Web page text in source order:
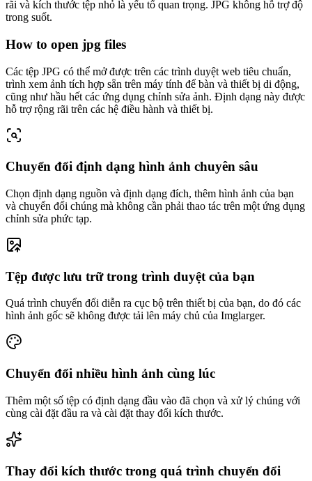
rãi và kích thước tệp nhỏ là yếu tố quan trọng. JPG không hỗ trợ độ
trong suốt.
How to open jpg files
Các tệp JPG có thể mở được trên các trình duyệt web tiêu chuẩn,
trình xem ảnh tích hợp sẵn trên máy tính để bàn và thiết bị di động,
cũng như hầu hết các ứng dụng chỉnh sửa ảnh. Định dạng này được
hỗ trợ rộng rãi trên các hệ điều hành và thiết bị.
Chuyển đổi định dạng hình ảnh chuyên sâu
Chọn định dạng nguồn và định dạng đích, thêm hình ảnh của bạn
và chuyển đổi chúng mà không cần phải thao tác trên một ứng dụng
chỉnh sửa phức tạp.
Tệp được lưu trữ trong trình duyệt của bạn
Quá trình chuyển đổi diễn ra cục bộ trên thiết bị của bạn, do đó các
hình ảnh gốc sẽ không được tải lên máy chủ của Imglarger.
Chuyển đổi nhiều hình ảnh cùng lúc
Thêm một số tệp có định dạng đầu vào đã chọn và xử lý chúng với
cùng cài đặt đầu ra và cài đặt thay đổi kích thước.
Thay đổi kích thước trong quá trình chuyển đổi